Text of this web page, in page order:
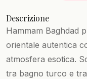
Descrizione
Hammam Baghdad
orientale autentica
atmosfera esotica.
tra bagno turco e